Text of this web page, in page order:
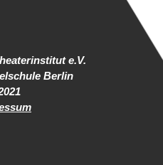
e.V.
Berlin